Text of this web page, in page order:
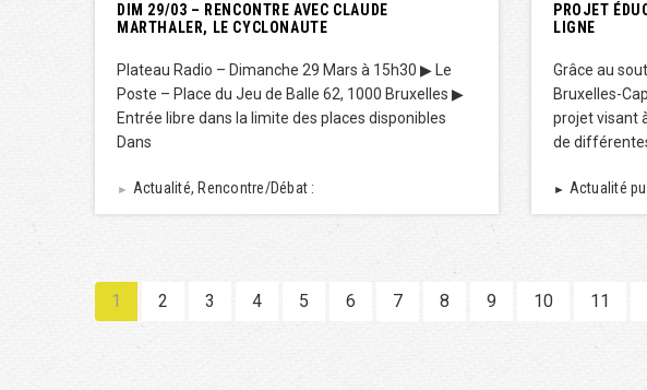
DIM 29/03 – RENCONTRE AVEC CLAUDE
MARTHALER, LE CYCLONAUTE
Plateau Radio – Dimanche 29 Mars à 15h30 ▶︎ Le
Poste – Place du Jeu de Balle 62, 1000 Bruxelles ▶︎
Entrée libre dans la limite des places disponibles
Dans
► Actualité, Rencontre/Débat :
PROJET
LIGNE
Grâce au
Bruxelles-
projet visant
de
► Actualité
1 2 3 4 5 6 7 8 9 10 11